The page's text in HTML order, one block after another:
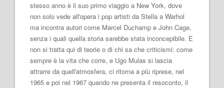
stesso anno è il suo primo viaggio a New York, dove
non solo vede all'opera i pop artisti da Stella a Warhol
ma incontra autori come Marcel Duchamp e John Cage,
senza i quali quella storia sarebbe stata inconcepibile. E
non si tratta qui di teorie o di chi sa che criticismi: come
sempre è la vita che corre, e Ugo Mulas si lascia
attrarre da quell'atmosfera, ci ritorna a più riprese, nel
1965 e poi nel 1967 quando ne presenta il resoconto, il